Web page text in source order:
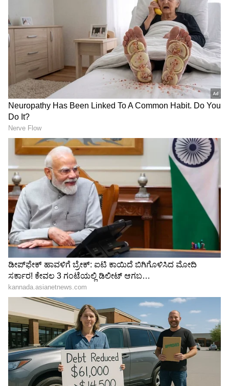
3
7
ಪ್ರಧಾನಿ ಅಥವಾ ರಾಷ್ಟ್ರಪತಿಗಳ ಫೋಟೋವನ್ನು
ತಿರುಚಿದ್ದಕ್ಕಾಗಿ ಒಬ್ಬ ವ್ಯಕ್ತಿಗೆ ಎಷ್ಟು ಶಿಕ್ಷೆ ಸಿಗುತ್ತದೆ ಅನ್ನೋದು
ನಿಮಗೆ ತಿಳಿದಿದೆಯೇ? ಮತ್ತು ಈ ರೀತಿಯ ಪ್ರಕರಣದ ಬಗ್ಗೆ
ಕಾನೂನು ಏನು ಹೇಳುತ್ತದೆ? ಅನ್ನೋದನ್ನು ಸಹ ನಾವಿಲ್ಲಿ